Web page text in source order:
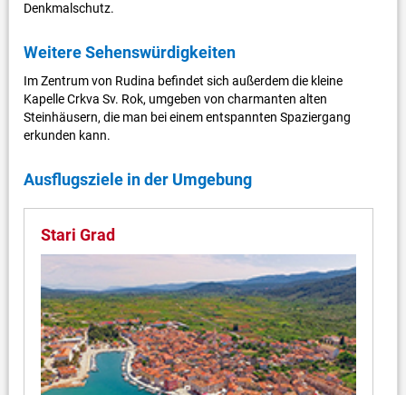
Denkmalschutz.
Weitere Sehenswürdigkeiten
Im Zentrum von Rudina befindet sich außerdem die kleine
Kapelle Crkva Sv. Rok, umgeben von charmanten alten
Steinhäusern, die man bei einem entspannten Spaziergang
erkunden kann.
Ausflugsziele in der Umgebung
Stari Grad